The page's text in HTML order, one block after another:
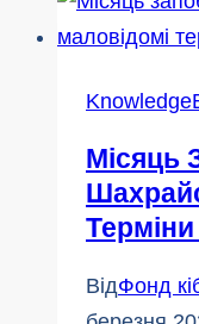
Місяць
ВідФонд